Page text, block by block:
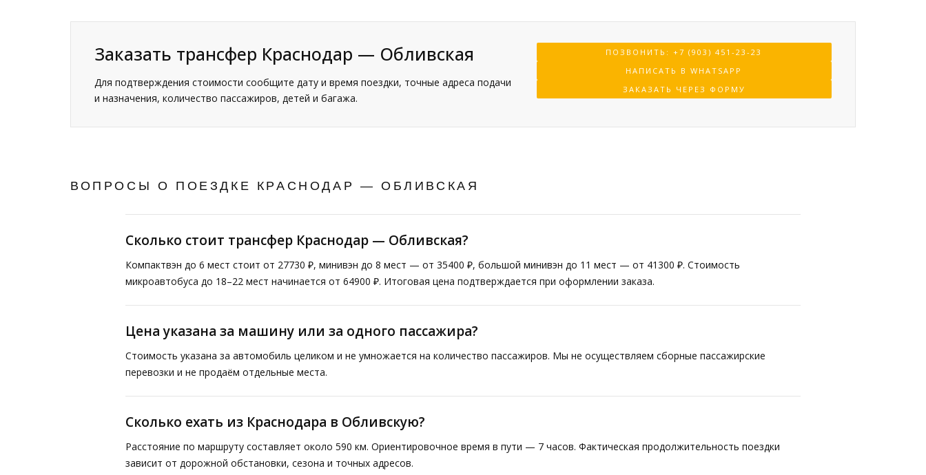
Заказать трансфер Краснодар — Обливская
Для подтверждения стоимости сообщите дату и время поездки, точные адреса подачи
и назначения, количество пассажиров, детей и багажа.
ПОЗВОНИТЬ: +7 (903) 451-23-23
НАПИСАТЬ В WHATSAPP
ЗАКАЗАТЬ ЧЕРЕЗ ФОРМУ
ВОПРОСЫ О ПОЕЗДКЕ КРАСНОДАР — ОБЛИВСКАЯ
Сколько стоит трансфер Краснодар — Обливская?
Компактвэн до 6 мест стоит от 27730 ₽, минивэн до 8 мест — от 35400 ₽, большой минивэн до 11 мест — от 41300 ₽. Стоимость
микроавтобуса до 18–22 мест начинается от 64900 ₽. Итоговая цена подтверждается при оформлении заказа.
Цена указана за машину или за одного пассажира?
Стоимость указана за автомобиль целиком и не умножается на количество пассажиров. Мы не осуществляем сборные пассажирские
перевозки и не продаём отдельные места.
Сколько ехать из Краснодара в Обливскую?
Расстояние по маршруту составляет около 590 км. Ориентировочное время в пути — 7 часов. Фактическая продолжительность поездки
зависит от дорожной обстановки, сезона и точных адресов.